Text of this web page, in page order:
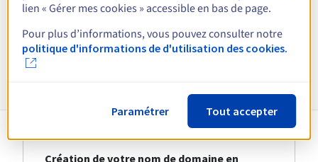
Voir toutes les extensions
Création de votre nom de domaine en
lien « Gérer mes cookies » accessible en bas de page.
Pour plus d’informations, vous pouvez consulter notre
politique d'informations de d'utilisation des cookies.
Paramétrer Tout accepter